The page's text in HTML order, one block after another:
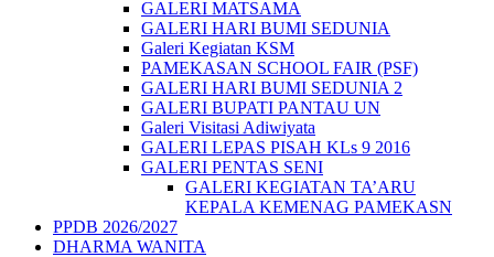
GALERI MATSAMA
GALERI HARI BUMI SEDUNIA
Galeri Kegiatan KSM
PAMEKASAN SCHOOL FAIR (PSF)
GALERI HARI BUMI SEDUNIA 2
GALERI BUPATI PANTAU UN
Galeri Visitasi Adiwiyata
GALERI LEPAS PISAH KLs 9 2016
GALERI PENTAS SENI
GALERI KEGIATAN TA’ARU
KEPALA KEMENAG PAMEKASN
PPDB 2026/2027
DHARMA WANITA